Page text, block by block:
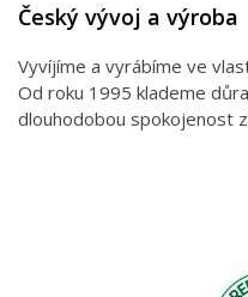
Český vývoj a výroba
Vyvíjíme a vyrábíme ve
Od roku 1995 klademe
dlouhodobou spokojenost